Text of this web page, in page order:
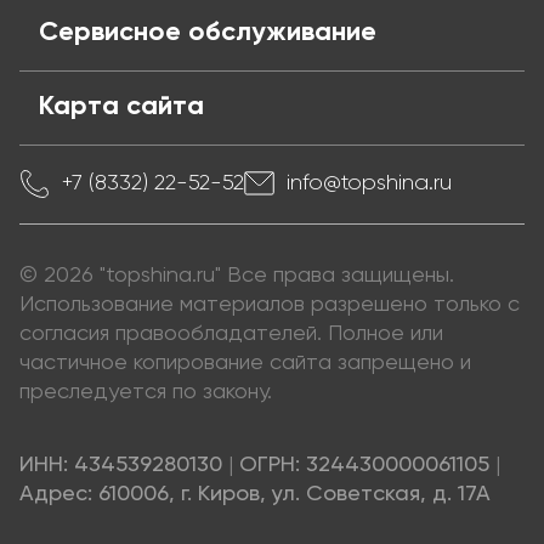
Сервисное обслуживание
Карта сайта
+7 (8332) 22-52-52 info@topshina.ru
© 2026 "topshina.ru" Все права защищены.
Использование материалов разрешено только с
согласия правообладателей. Полное или
частичное копирование сайта запрещено и
преследуется по закону.
ИНН: 434539280130 ОГРН: 324430000061105
Адрес: 610006, г. Киров, ул. Советская, д. 17А